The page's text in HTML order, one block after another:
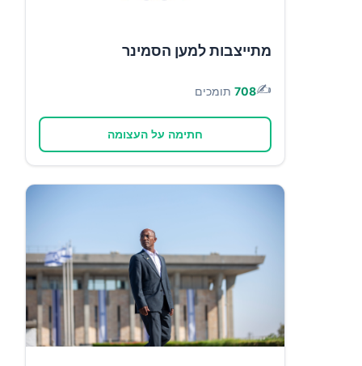
מתייצבות למען הסמינר
✍️
708 תומכים
חתימה על העצומה